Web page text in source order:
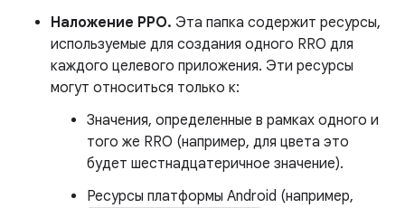
Наложение РРО. Эта папка содержит ресурсы,
используемые для создания одного RRO для
каждого целевого приложения. Эти ресурсы
могут относиться только к:
Значения, определенные в рамках одного и
того же RRO (например, для цвета это
будет шестнадцатеричное значение).
Ресурсы платформы Android (например,